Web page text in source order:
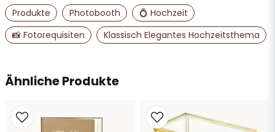
name
Name
Ja, Sie dürfen meine Frage veröffentlichen
Ähnliche Produkte
Produkte
Photobooth
💍 Hochzeit
📸 Fotorequisiten
Klassisch Elegantes Hochzeitsthema